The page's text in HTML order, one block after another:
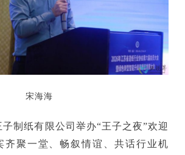
宋海海
纸有限公司举办“王子之夜”欢迎
齐聚一堂、畅叙情谊、共话行业机